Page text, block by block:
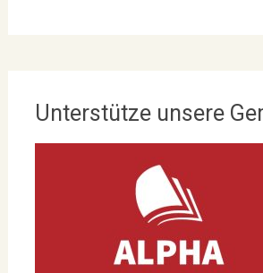
Unterstütze unsere